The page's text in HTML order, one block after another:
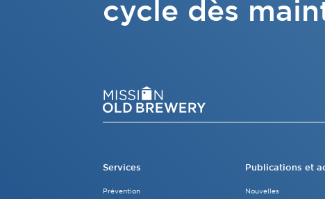
cycle dès
Services
Prévention
Publications et
Nouvelles